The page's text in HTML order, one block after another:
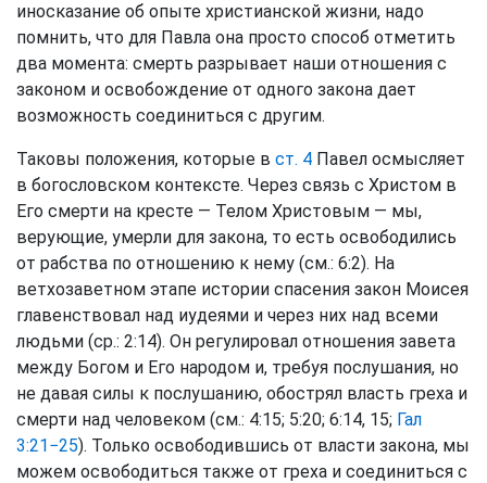
иносказание об опыте христианской жизни, надо
помнить, что для Павла она просто способ отметить
два момента: смерть разрывает наши отношения с
законом и освобождение от одного закона дает
возможность соединиться с другим.
Таковы положения, которые в ст. 4 Павел осмысляет
в богословском контексте. Через связь с Христом в
Его смерти на кресте — Телом Христовым — мы,
верующие, умерли для закона, то есть освободились
от рабства по отношению к нему (см.: 6:2). На
ветхозаветном этапе истории спасения закон Моисея
главенствовал над иудеями и через них над всеми
людьми (ср.: 2:14). Он регулировал отношения завета
между Богом и Его народом и, требуя послушания, но
не давая силы к послушанию, обострял власть греха и
смерти над человеком (см.: 4:15; 5:20; 6:14, 15; Гал
3:21−25). Только освободившись от власти закона, мы
можем освободиться также от греха и соединиться с